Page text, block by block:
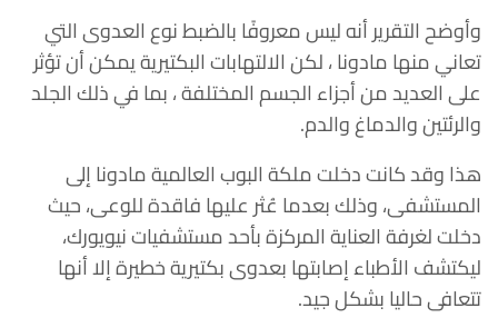
وأوضح التقرير أنه ليس معروفًا بالضبط نوع العدوى التي
تعاني منها مادونا ، لكن الالتهابات البكتيرية يمكن أن تؤثر
على العديد من أجزاء الجسم المختلفة ، بما في ذلك الجلد
والرئتين والدماغ والدم.
هذا وقد كانت دخلت ملكة البوب العالمية مادونا إلى
المستشفى، وذلك بعدما عُثر عليها فاقدة للوعى، حيث
دخلت لغرفة العناية المركزة بأحد مستشفيات نيويورك،
ليكتشف الأطباء إصابتها بعدوى بكتيرية خطيرة إلا أنها
تتعافى حاليا بشكل جيد.